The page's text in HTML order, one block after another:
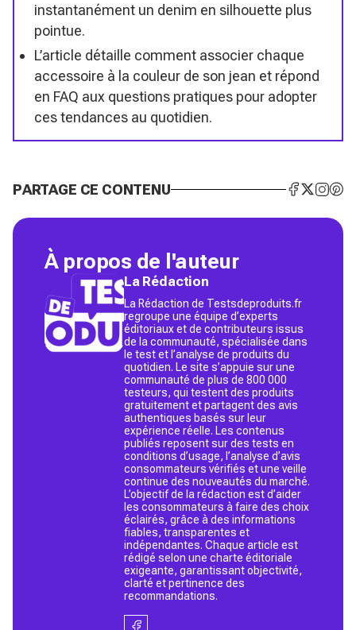
instantanément un denim en silhouette plus
pointue.
L’article détaille comment associer chaque
accessoire à la couleur de son jean et répond
en FAQ aux questions pratiques pour adopter
ces tendances au quotidien.
PARTAGE CE CONTENU
À propos de l'auteur
La Rédaction
La Rédaction de Testsdeproduits.fr
regroupe une équipe d’experts
éditoriaux et de contributeurs issus
de la communauté, spécialisée dans
le test et l’analyse de produits du
quotidien. Le site s’appuie sur une
communauté de plus de 800 000
testeurs, qui testent des produits
gratuitement et partagent des avis
authentiques basés sur leur
expérience réelle. Les contenus
publiés reposent sur des tests en
conditions d’usage, l’analyse d’avis
consommateurs vérifiés et une veille
continue des nouveautés du marché.
L’objectif de la rédaction est d’aider
les consommateurs à faire des choix
éclairés, grâce à des informations
fiables, transparentes et
indépendantes. Chaque article est
rédigé selon une charte éditoriale
exigeante, garantissant objectivité,
clarté et pertinence des
recommandations.